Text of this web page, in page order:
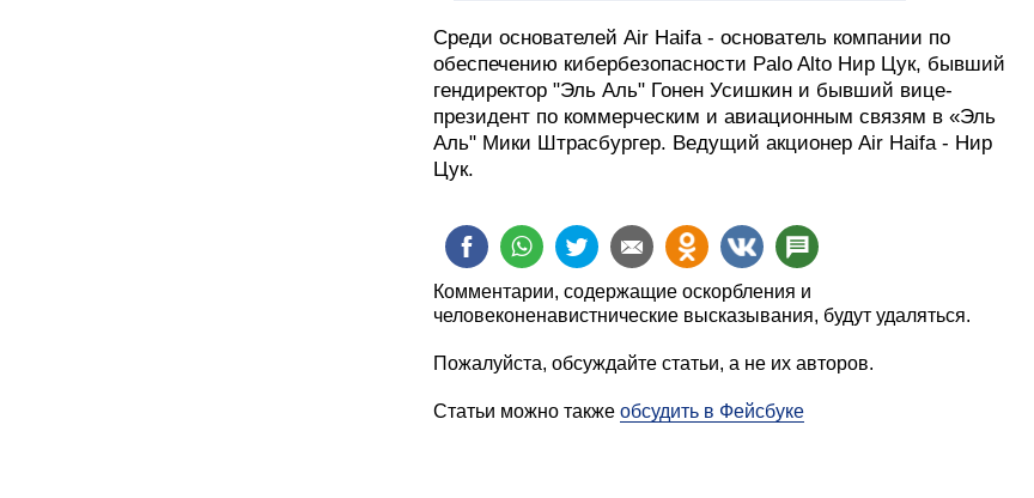
Среди основателей Air Haifa - основатель компании по
обеспечению кибербезопасности Palo Alto Нир Цук, бывший
гендиректор "Эль Аль" Гонен Усишкин и бывший вице-
президент по коммерческим и авиационным связям в «Эль
Аль" Мики Штрасбургер. Ведущий акционер Air Haifa - Нир
Цук.
Комментарии, содержащие оскорбления и
человеконенавистнические высказывания, будут удаляться.
Пожалуйста, обсуждайте статьи, а не их авторов.
Статьи можно также обсудить в Фейсбуке